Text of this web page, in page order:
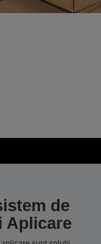
de
Aplicare